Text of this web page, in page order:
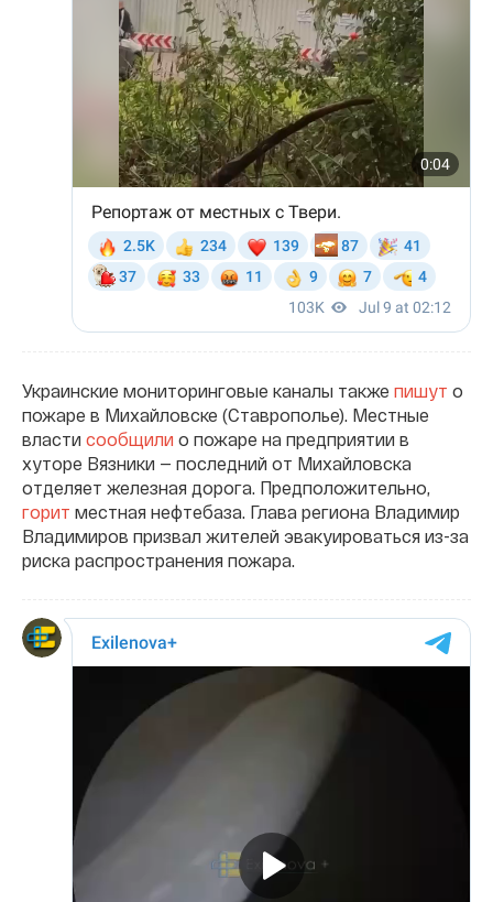
Украинские мониторинговые каналы также пишут о
пожаре в Михайловске (Ставрополье). Местные
власти сообщили о пожаре на предприятии в
хуторе Вязники — последний от Михайловска
отделяет железная дорога. Предположительно,
горит местная нефтебаза. Глава региона Владимир
Владимиров призвал жителей эвакуироваться из-за
риска распространения пожара.